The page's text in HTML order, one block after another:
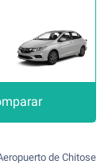
de Chitose